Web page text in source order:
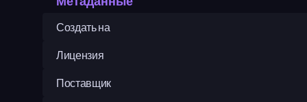
Создать на
Лицензия
Поставщик